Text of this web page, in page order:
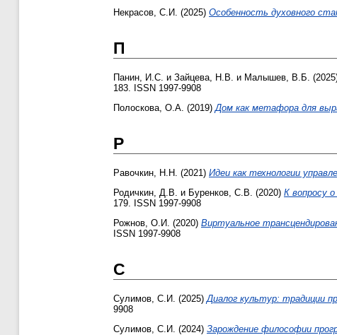
Некрасов, С.И. (2025) Особенность духовного
П
Панин, И.С. и Зайцева, Н.В. и Малышев, В.Б.
183. ISSN 1997-9908
Полоскова, О.А. (2019)Дом как метафора для
Р
Равочкин, Н.Н. (2021) Идеи как технологии
Родичкин, Д.В. и Буренков, С.В. (2020) К вопросу
179. ISSN 1997-9908
Рожнов, О.И. (2020) Виртуальное
ISSN 1997-9908
С
Сулимов, С.И. (2025) Диалог культур: традиции
9908
Сулимов, С.И. (2024) Зарождение философии